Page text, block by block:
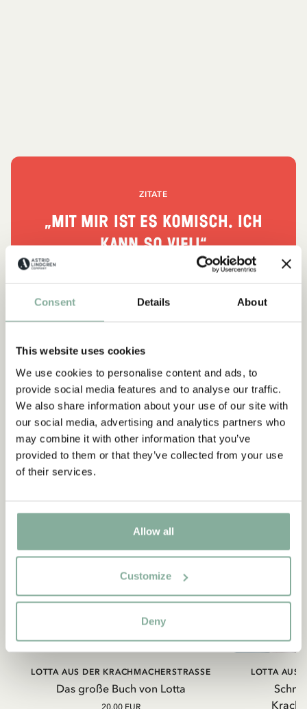
Consent Details About
This website uses cookies
We use cookies to personalise content and ads, to
provide social media features and to analyse our traffic.
We also share information about your use of our site with
our social media, advertising and analytics partners who
may combine it with other information that you’ve
provided to them or that they’ve collected from your use
of their services.
Allow all
Customize
Deny
ZITATE
„Mit mir ist es komisch. Ich
kann so viel!“
Lotta, aus Lotta kann fast alles
Das große Buch von Lotta
LOTTA AUS DER KRACHMACHERSTRASSE
20.00 EUR
-15%
LOTTA AUS